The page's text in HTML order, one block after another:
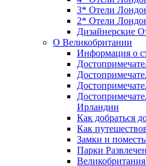
3* Отели
2* Отели
Дизайнерские
О Великобритании
Информация о
Ирландии
Как добраться
Как
Замки и
Парки
Великобритания